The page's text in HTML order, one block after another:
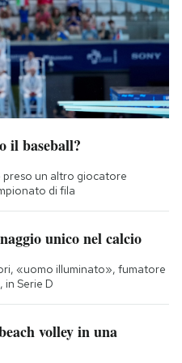
il baseball?
preso un altro giocatore
di fila
unico nel calcio
«uomo illuminato», fumatore
Serie D
volley in una